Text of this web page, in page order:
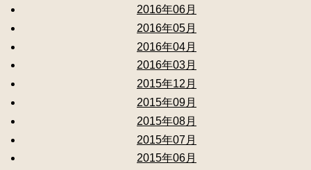
2016年06月
2016年05月
2016年04月
2016年03月
2015年12月
2015年09月
2015年08月
2015年07月
2015年06月